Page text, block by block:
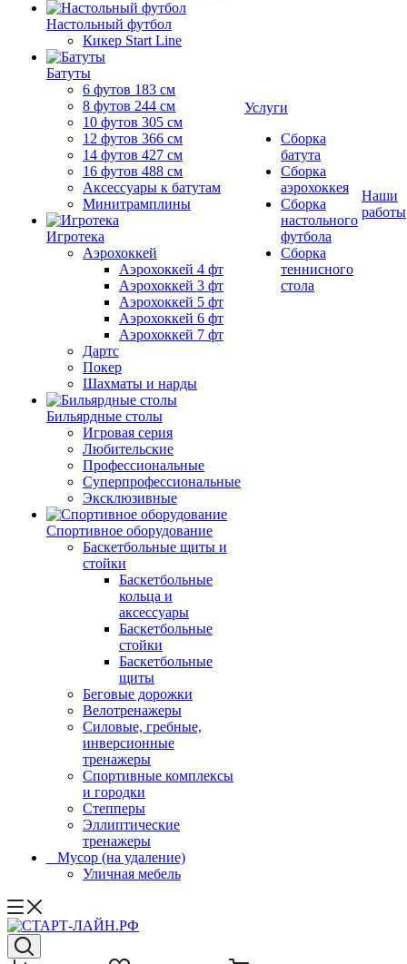
Настольный футбол
Кикер Start Line
Батуты
6 футов 183 см
8 футов 244 см
10 футов 305 см
12 футов 366 см
14 футов 427 см
16 футов 488 см
Аксессуары к батутам
Минитрамплины
Игротека
Аэрохоккей
Аэрохоккей 4 фт
Аэрохоккей 3 фт
Аэрохоккей 5 фт
Аэрохоккей 6 фт
Аэрохоккей 7 фт
Дартс
Покер
Шахматы и нарды
Бильярдные столы
Игровая серия
Любительские
Профессиональные
Суперпрофессиональные
Эксклюзивные
Спортивное оборудование
Баскетбольные щиты и
стойки
Баскетбольные
кольца и
аксессуары
Баскетбольные
стойки
Баскетбольные
щиты
Беговые дорожки
Велотренажеры
Силовые, гребные,
инверсионные
тренажеры
Спортивные комплексы
и городки
Степперы
Эллиптические
тренажеры
_ Мусор (на удаление)
Уличная мебель
Услуги
Сборка
батута
Сборка
аэрохоккея
Сборка
настольного
футбола
Сборка
теннисного
стола
Наши
работы